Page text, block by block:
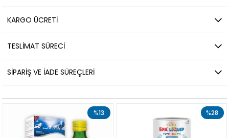
KARGO ÜCRETI
TESLIMAT SÜRECI
SIPARIŞ VE İADE SÜREÇLERI
%13 %28